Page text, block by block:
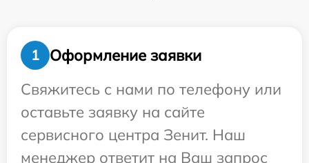
1
Оформление заявки
Свяжитесь с нами по телефону или
оставьте заявку на сайте
сервисного центра Зенит. Наш
менеджер ответит на Ваш запрос